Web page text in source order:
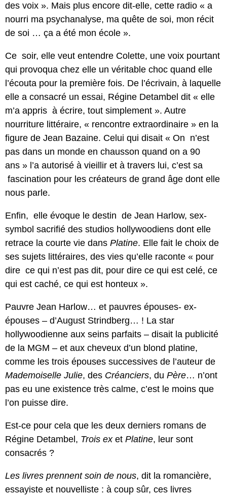
des voix ». Mais plus encore dit-elle, cette radio « a
nourri ma psychanalyse, ma quête de soi, mon récit
de soi … ça a été mon école ».
Ce soir, elle veut entendre Colette, une voix pourtant
qui provoqua chez elle un véritable choc quand elle
l’écouta pour la première fois. De l’écrivain, à laquelle
elle a consacré un essai, Régine Detambel dit « elle
m’a appris à écrire, tout simplement ». Autre
nourriture littéraire, « rencontre extraordinaire » en la
figure de Jean Bazaine. Celui qui disait « On n’est
pas dans un monde en chausson quand on a 90
ans » l’a autorisé à vieillir et à travers lui, c’est sa
fascination pour les créateurs de grand âge dont elle
nous parle.
Enfin, elle évoque le destin de Jean Harlow, sex-
symbol sacrifié des studios hollywoodiens dont elle
retrace la courte vie dans Platine. Elle fait le choix de
ses sujets littéraires, des vies qu’elle raconte « pour
dire ce qui n’est pas dit, pour dire ce qui est celé, ce
qui est caché, ce qui est honteux ».
Pauvre Jean Harlow… et pauvres épouses- ex-
épouses – d’August Strindberg… ! La star
hollywoodienne aux seins parfaits – disait la publicité
de la MGM – et aux cheveux d’un blond platine,
comme les trois épouses successives de l’auteur de
Mademoiselle Julie, des Créanciers, du Père… n’ont
pas eu une existence très calme, c’est le moins que
l’on puisse dire.
Est-ce pour cela que les deux derniers romans de
Régine Detambel, Trois exet Platine, leur sont
consacrés ?
Les livres prennent soin de nous, dit la romancière,
essayiste et nouvelliste : à coup sûr, ces livres